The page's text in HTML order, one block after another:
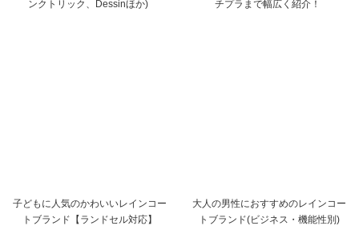
ンクトリック、Dessinほか)
チプラまで幅広く紹介！
子どもに人気のかわいいレインコー
トブランド【ランドセル対応】
大人の男性におすすめのレインコー
トブランド(ビジネス・機能性別)